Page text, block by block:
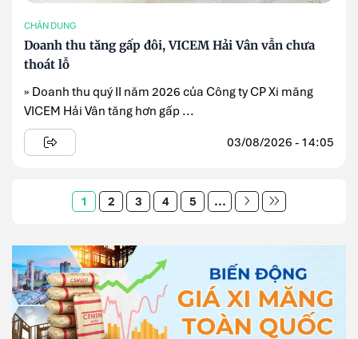
CHÂN DUNG
Doanh thu tăng gấp đôi, VICEM Hải Vân vẫn chưa
thoát lỗ
» Doanh thu quý II năm 2026 của Công ty CP Xi măng
VICEM Hải Vân tăng hơn gấp ...
03/08/2026 - 14:05
1 2 3 4 5 ...